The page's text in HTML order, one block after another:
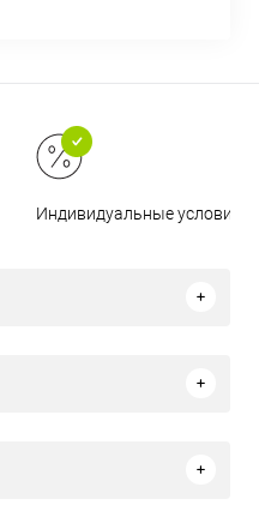
Индивидуальные условия